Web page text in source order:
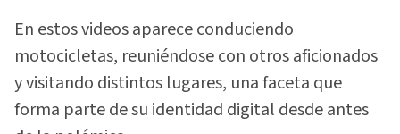
En estos videos aparece conduciendo
motocicletas, reuniéndose con otros aficionados
y visitando distintos lugares, una faceta que
forma parte de su identidad digital desde antes